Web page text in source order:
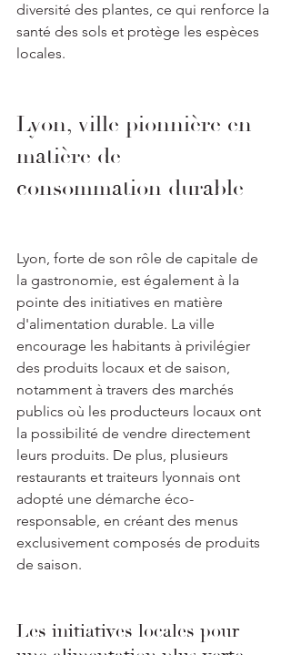
diversité des plantes, ce qui renforce la
santé des sols et protège les espèces
locales.
Lyon, ville pionnière en
matière de
consommation durable
Lyon, forte de son rôle de capitale de
la gastronomie, est également à la
pointe des initiatives en matière
d'alimentation durable. La ville
encourage les habitants à privilégier
des produits locaux et de saison,
notamment à travers des marchés
publics où les producteurs locaux ont
la possibilité de vendre directement
leurs produits. De plus, plusieurs
restaurants et traiteurs lyonnais ont
adopté une démarche éco-
responsable, en créant des menus
exclusivement composés de produits
de saison.
Les initiatives locales pour